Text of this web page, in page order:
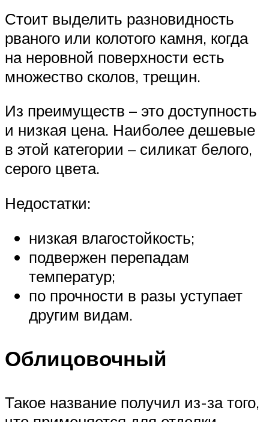
Стоит выделить разновидность
рваного или колотого камня, когда
на неровной поверхности есть
множество сколов, трещин.
Из преимуществ – это доступность
и низкая цена. Наиболее дешевые
в этой категории – силикат белого,
серого цвета.
Недостатки:
низкая влагостойкость;
подвержен перепадам
температур;
по прочности в разы уступает
другим видам.
Облицовочный
Такое название получил из-за того,